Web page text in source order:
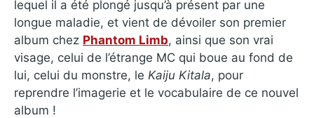
lequel il a été plongé jusqu’à présent par une
longue maladie, et vient de dévoiler son premier
album chez Phantom Limb, ainsi que son vrai
visage, celui de l’étrange MC qui boue au fond de
lui, celui du monstre, le Kaiju Kitala, pour
reprendre l’imagerie et le vocabulaire de ce nouvel
album !